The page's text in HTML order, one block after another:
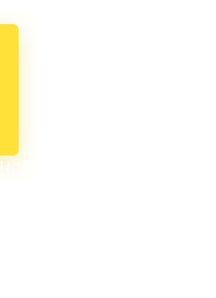
関する情報収集及び分析